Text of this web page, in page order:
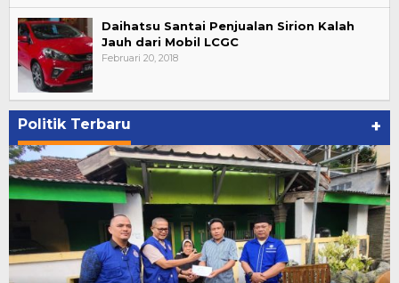
Daihatsu Santai Penjualan Sirion Kalah
Jauh dari Mobil LCGC
Februari 20, 2018
Politik Terbaru +